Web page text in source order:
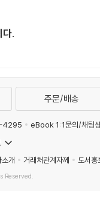
다.
주문/배송
4295
eBook 1:1문의/채팅
개 거래처관계자께 도서홍